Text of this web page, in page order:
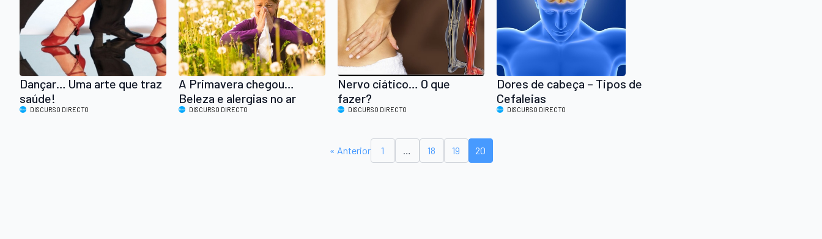
Dançar… Uma arte que traz
saúde!
DISCURSO DIRECTO
A Primavera chegou…
Beleza e alergias no ar
DISCURSO DIRECTO
Nervo ciático… O que
fazer?
DISCURSO DIRECTO
Dores de cabeça – Tipos de
Cefaleias
DISCURSO DIRECTO
« Anterior 1 … 18 19 20